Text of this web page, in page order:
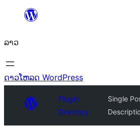
ທີ່
ເນື້ອຫາ
ລາວ
ດາວໂຫລດ WordPress
Plugin
Directory
Single